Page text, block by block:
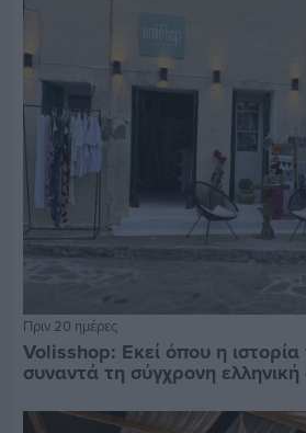
Πριν 20 ημέρες
Volisshop: Εκεί όπου η
συναντά τη σύγχρονη ελληνική